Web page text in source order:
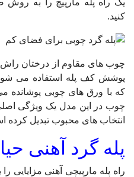
یک راه پله مارپیچ را به
کنید.
چوب های مقاوم از درختان
پوشش کف پله استفاده می
که با ورق های چوبی پوشانده
چوب در این مدل یک ویژگی
انتخاب های محبوب تبدیل کرده
پله گرد آهنی
راه پله مارپیچی آهنی مزایایی